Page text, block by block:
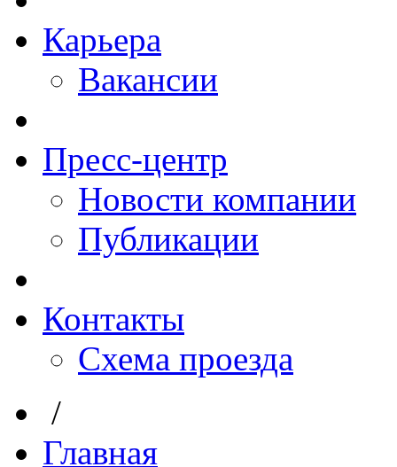
Карьера
Вакансии
Пресс-центр
Новости компании
Публикации
Контакты
Схема проезда
/
Главная